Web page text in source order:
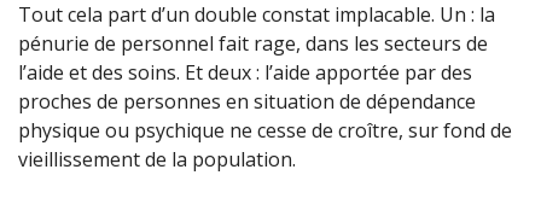
Tout cela part d’un double constat implacable. Un : la
pénurie de personnel fait rage, dans les secteurs de
l’aide et des soins. Et deux : l’aide apportée par des
proches de personnes en situation de dépendance
physique ou psychique ne cesse de croître, sur fond de
vieillissement de la population.